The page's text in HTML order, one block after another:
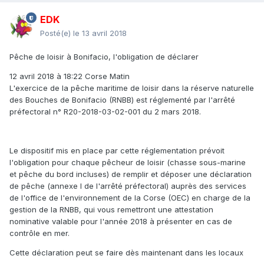
EDK
Posté(e) le 13 avril 2018
Pêche de loisir à Bonifacio, l'obligation de déclarer
12 avril 2018 à 18:22 Corse Matin
L'exercice de la pêche maritime de loisir dans la réserve naturelle
des Bouches de Bonifacio (RNBB) est réglementé par l'arrêté
préfectoral n° R20-2018-03-02-001 du 2 mars 2018.
Le dispositif mis en place par cette réglementation prévoit
l'obligation pour chaque pêcheur de loisir (chasse sous-marine
et pêche du bord incluses) de remplir et déposer une déclaration
de pêche (annexe I de l'arrêté préfectoral) auprès des services
de l'office de l'environnement de la Corse (OEC) en charge de la
gestion de la RNBB, qui vous remettront une attestation
nominative valable pour l'année 2018 à présenter en cas de
contrôle en mer.
Cette déclaration peut se faire dès maintenant dans les locaux